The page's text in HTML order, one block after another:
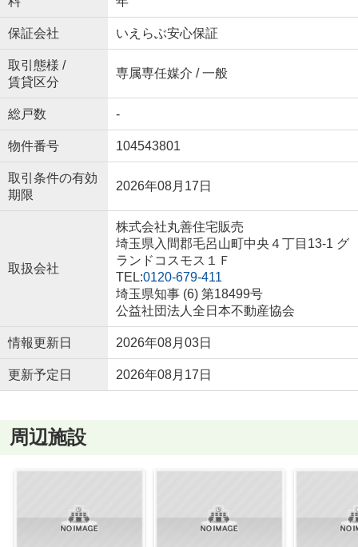
保証会社 いえらぶ安心保証
取引態様 /
賃貸区分
専属専任媒介 / 一般
総戸数 -
物件番号 104543801
取引条件の有効
期限
2026年08月17日
取扱会社
株式会社丸善住宅販売
埼玉県入間郡毛呂山町中央４丁目13-1 グ
ランドコスモス１Ｆ
TEL:0120-679-411
埼玉県知事 (6) 第18499号
公益社団法人全日本不動産協会
情報更新日 2026年08月03日
更新予定日 2026年08月17日
周辺施設